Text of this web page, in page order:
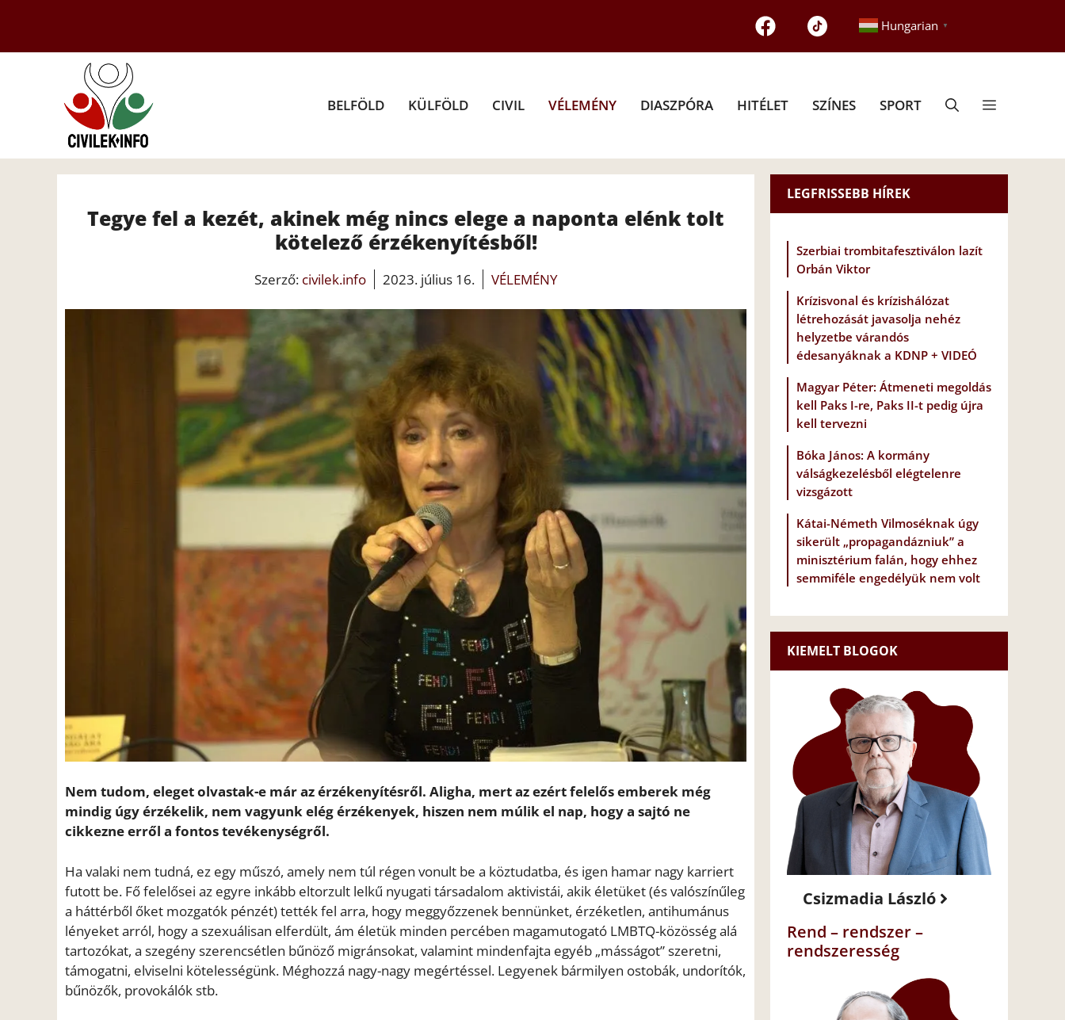
tartalomba
Hungarian ▼
BELFÖLD KÜLFÖLD CIVIL VÉLEMÉNY DIASZPÓRA HITÉLET SZÍNES SPORT
Tegye fel a kezét, akinek még nincs elege a naponta elénk tolt
kötelező érzékenyítésből!
Szerző: civilek.info 2023. július 16. VÉLEMÉNY
Nem tudom, eleget olvastak-e már az érzékenyítésről. Aligha, mert az ezért felelős emberek még
mindig úgy érzékelik, nem vagyunk elég érzékenyek, hiszen nem múlik el nap, hogy a sajtó ne
cikkezne erről a fontos tevékenységről.
Ha valaki nem tudná, ez egy műszó, amely nem túl régen vonult be a köztudatba, és igen hamar nagy karriert
futott be. Fő felelősei az egyre inkább eltorzult lelkű nyugati társadalom aktivistái, akik életüket (és valószínűleg
a háttérből őket mozgatók pénzét) tették fel arra, hogy meggyőzzenek bennünket, érzéketlen, antihumánus
lényeket arról, hogy a szexuálisan elferdült, ám életük minden percében magamutogató LMBTQ-közösség alá
tartozókat, a szegény szerencsétlen bűnöző migránsokat, valamint mindenfajta egyéb „másságot” szeretni,
támogatni, elviselni kötelességünk. Méghozzá nagy-nagy megértéssel. Legyenek bármilyen ostobák, undorítók,
bűnözők, provokálók stb.
LEGFRISSEBB HÍREK
Szerbiai trombitafesztiválon lazít
Orbán Viktor
Krízisvonal és krízishálózat
létrehozását javasolja nehéz
helyzetbe várandós
édesanyáknak a KDNP + VIDEÓ
Magyar Péter: Átmeneti megoldás
kell Paks I-re, Paks II-t pedig újra
kell tervezni
Bóka János: A kormány
válságkezelésből elégtelenre
vizsgázott
Kátai-Németh Vilmoséknak úgy
sikerült „propagandázniuk” a
minisztérium falán, hogy ehhez
semmiféle engedélyük nem volt
KIEMELT BLOGOK
Csizmadia László
Rend – rendszer –
rendszeresség